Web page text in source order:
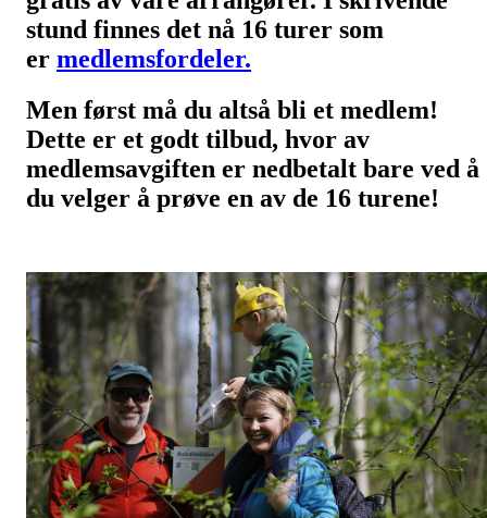
stund finnes det nå 16 turer som
er medlemsfordeler.
Men først må du altså bli et medlem!
Dette er et godt tilbud, hvor av
medlemsavgiften er nedbetalt bare ved å
du velger å prøve en av de 16 turene!